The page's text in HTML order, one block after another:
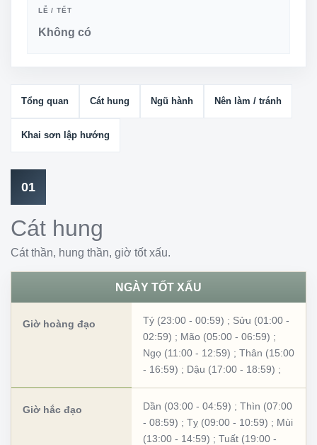
LỄ / TẾT
Không có
Tổng quan Cát hung Ngũ hành Nên làm / tránh
Khai sơn lập hướng
01
Cát hung
Cát thần, hung thần, giờ tốt xấu.
NGÀY TỐT XẤU
Giờ hoàng đạo Tý (23:00 - 00:59) ; Sửu (01:00 -
02:59) ; Mão (05:00 - 06:59) ;
Ngọ (11:00 - 12:59) ; Thân (15:00
- 16:59) ; Dậu (17:00 - 18:59) ;
Giờ hắc đạo Dần (03:00 - 04:59) ; Thìn (07:00
- 08:59) ; Tỵ (09:00 - 10:59) ; Mùi
(13:00 - 14:59) ; Tuất (19:00 -